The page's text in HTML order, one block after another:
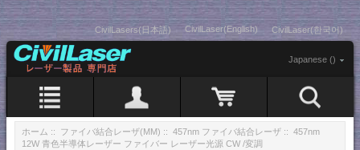
CivilLasers(日本語) CivilLaser(English) CivilLaser(한국어)
Japanese ()
ホーム :: ファイバ結合レーザ(MM) :: 457nm ファイバ結合レーザ :: 457nm
12W 青色半導体レーザー ファイバー レーザー光源 CW /変調